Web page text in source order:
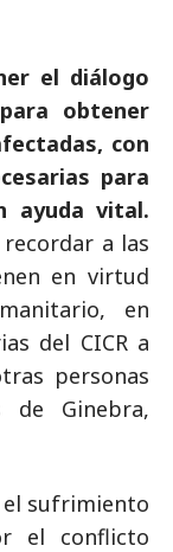
el diálogo
obtener
con
para
ayuda vital.
a las
en virtud
en
del CICR a
personas
de Ginebra,
sufrimiento
el conflicto